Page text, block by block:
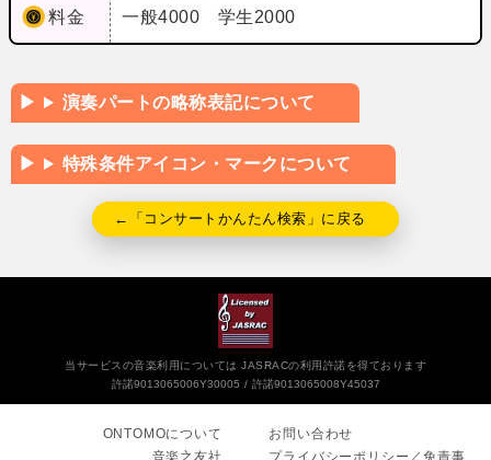
料金 一般4000 学生2000
演奏パートの略称表記について
特殊条件アイコン・マークについて
←「コンサートかんたん検索」に戻る
当サービスの音楽利用については JASRACの利用許諾を得ております
許諾9013065006Y30005
許諾9013065008Y45037
ONTOMOについて
音楽之友社
お問い合わせ
プライバシーポリシー／免責事